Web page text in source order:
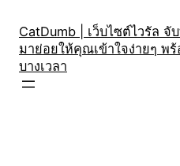
content
CatDumb | เว็บไซต์ไวรัล
มาย่อยให้คุณเข้าใจง่ายๆ พ
บางเวลา